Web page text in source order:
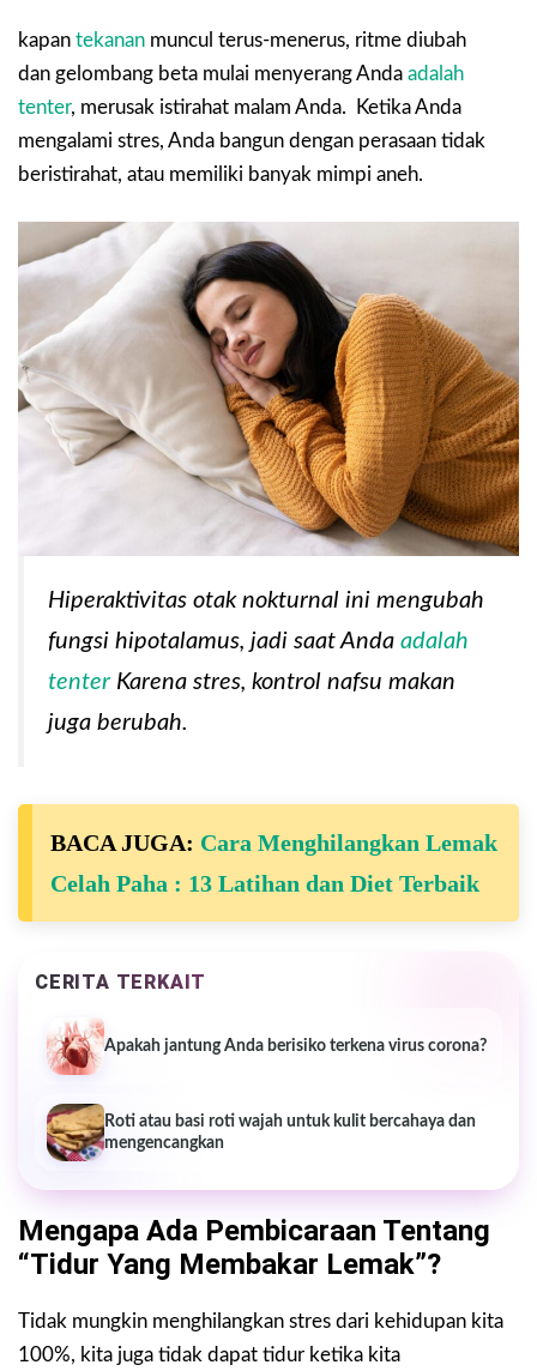
kapan tekanan muncul terus-menerus, ritme diubah
dan gelombang beta mulai menyerang Anda adalah
tenter, merusak istirahat malam Anda. Ketika Anda
mengalami stres, Anda bangun dengan perasaan tidak
beristirahat, atau memiliki banyak mimpi aneh.
Hiperaktivitas otak nokturnal ini mengubah
fungsi hipotalamus, jadi saat Anda adalah
tenter Karena stres, kontrol nafsu makan
juga berubah.
BACA JUGA: Cara Menghilangkan Lemak
Celah Paha : 13 Latihan dan Diet Terbaik
CERITA TERKAIT
Apakah jantung Anda berisiko terkena virus corona?
Roti atau basi roti wajah untuk kulit bercahaya dan
mengencangkan
Mengapa Ada Pembicaraan Tentang
“tidur Yang Membakar Lemak”?
Tidak mungkin menghilangkan stres dari kehidupan kita
100%, kita juga tidak dapat tidur ketika kita